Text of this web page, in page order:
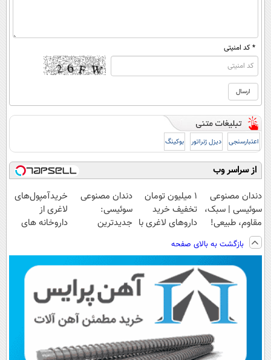
* کد امنیتی
اعتبارسنجی دیزل ژنراتور بوکینگ
از سراسر وب
دندان مصنوعی
سوئیسی | سبک،
مقاوم، طبیعی!
ویزیت
رایگان+پرداخت
اقساطی😍
1 میلیون تومان
تخفیف خرید
داروهای لاغری با
داروخانه و پک
یخ!
دندان مصنوعی
سوئیسی:
جدیدترین
پرداخت قسطی
خریدآمپول‌های
لاغری از
داروخانه های
پک یخ!
بازگشت به بالای صفحه